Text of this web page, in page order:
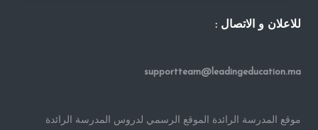
للاعلان و الاتصال :
supportteam@leadingeducation.ma
موقع المدرسة الرائدة الموقع الرسمي لدروس المدرسة الرائدة